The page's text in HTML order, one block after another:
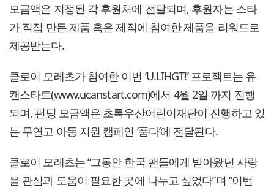
모금액은 지정된 각 후원처에 전달되며, 후원자는 스타
가 직접 만든 제품 혹은 제작에 참여한 제품을 리워드로
제공받는다.
클로이 모레츠가 참여한 이번 ‘U.LIHGT!’ 프로젝트는 유
캔스타트(www.ucanstart.com)에서 4월 2일 까지 진행
되며, 펀딩 모금액은 초록우산어린이재단이 진행하고 있
는 무연고 아동 지원 캠페인 ‘품다’에 전달된다.
클로이 모레츠는 “그동안 한국 팬들에게 받아왔던 사랑
을 관심과 도움이 필요한 곳에 나누고 싶었다”며 “이번